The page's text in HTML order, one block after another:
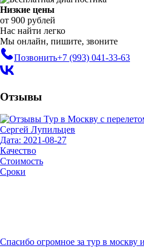
Низкие цены
от 900 рублей
Нас найти легко
Мы онлайн, пишите, звоните
Позвонить+7 (993) 041-33-63
Отзывы
Сергей Лупильцев
Дата: 2021-08-27
Качество
Стоимость
Сроки
Спасибо огромное за тур в москву